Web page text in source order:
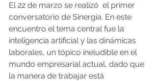
El 22 de marzo se realizó  el primer
conversatorio de Sinergia. En este
encuentro el tema central fue la
inteligencia artificial y las dinámicas
laborales, un tópico ineludible en el
mundo empresarial actual, dado que
la manera de trabajar está